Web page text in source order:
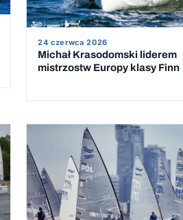
24 czerwca 2026
Michał Krasodomski liderem
mistrzostw Europy klasy Finn